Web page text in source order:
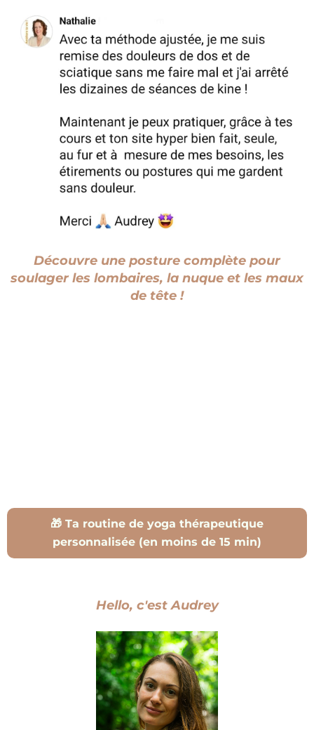
Découvre une posture complète pour
soulager les lombaires, la nuque et les maux
de tête !
🎁 Ta routine de yoga thérapeutique
personnalisée (en moins de 15 min)
Hello, c'est Audrey